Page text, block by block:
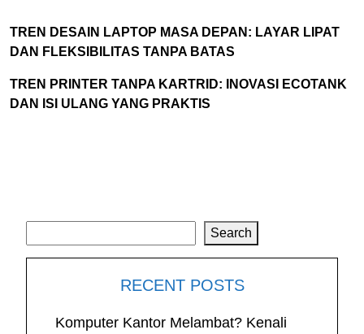
TREN DESAIN LAPTOP MASA DEPAN: LAYAR LIPAT
DAN FLEKSIBILITAS TANPA BATAS
TREN PRINTER TANPA KARTRID: INOVASI ECOTANK
DAN ISI ULANG YANG PRAKTIS
Search
RECENT POSTS
Komputer Kantor Melambat? Kenali